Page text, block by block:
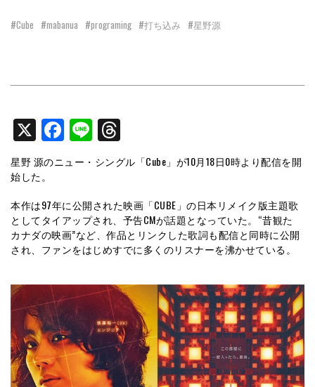
#Cube #mabanua #programing #打ち込み #星野源
X Facebook
Line
星野 源のニュー・シングル「Cube」が10月18日0時より配信を開
始した。
本作は97年に公開された映画「CUBE」の日本リメイク版主題歌
としてタイアップされ、予告CMが話題となっていた。“昔観た
カナダの映画”など、作品とリンクした歌詞も配信と同時に公開
され、ファンをはじめすでに多くのリスナーを沸かせている。